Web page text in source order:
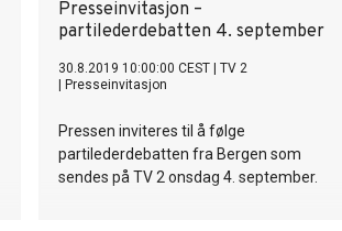
Presseinvitasjon –
partilederdebatten 4. september
30.8.2019 10:00:00 CEST
TV 2
Presseinvitasjon
Pressen inviteres til å følge
partilederdebatten fra Bergen som
sendes på TV 2 onsdag 4. september.